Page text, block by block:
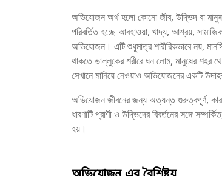
অভিযোজন অর্থ হলো কোনো জীব, উদ্ভিদ বা মানুষ
পরিবর্তিত হচ্ছে আবহাওয়া, খাদ্য, আশ্রয়,
অভিযোজন। এটি শুধুমাত্র শারীরিকভাবে নয়,
থাকতে ভাল্লুকের শরীরে ঘন লোম, মানুষের শহর
সেখানে মানিয়ে নেওয়াও অভিযোজনের একটি
অভিযোজন জীবনের জন্য অত্যন্ত গুরুত্বপূর্ণ, কারণ
ধারণাটি প্রাণী ও উদ্ভিদের বিবর্তনের সঙ্গে
হয়।